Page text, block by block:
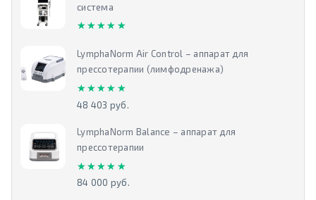
система
★★★★★
★★★★★
LymphaNorm Air Control – аппарат для
прессотерапии (лимфодренажа)
★★★★★
★★★★★
48 403 руб.
LymphaNorm Balance – аппарат для
прессотерапии
★★★★★
★★★★★
84 000 руб.